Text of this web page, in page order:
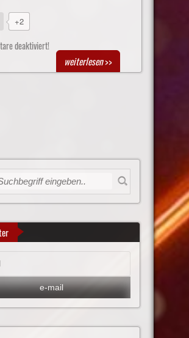
+2
deaktiviert!
weiterlesen>>